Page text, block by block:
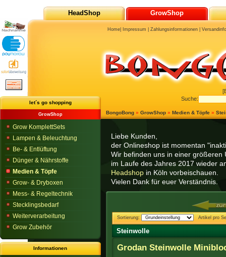
Liebe Kunden,
der Onlineshop ist momentan
Wir befinden uns in einer größeren
im Laufe des Jahres 2017 wieder
Headshop in Köln vorbeischauen.
Vielen Dank für euer Verständnis.
Sortierung: Artikel pro
Steinwolle
Grodan Steinwolle
BongoBong » GrowShop » Medien & Töpfe »
let´s go shopping
GrowShop
Grow KomplettSets
Lampen & Beleuchtung
Be- & Entlüftung
Dünger & Nährstoffe
Medien & Töpfe
Grow- & Dryboxen
Mess- & Regeltechnik
Stecklingsbedarf
Weiterverarbeitung
Grow Zubehör
Informationen
HeadShop GrowShop
Suche:
Home Impressum |Zahlungsinformationen |